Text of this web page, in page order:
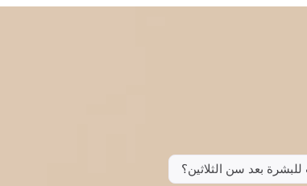
بعد سن الثلاثين؟